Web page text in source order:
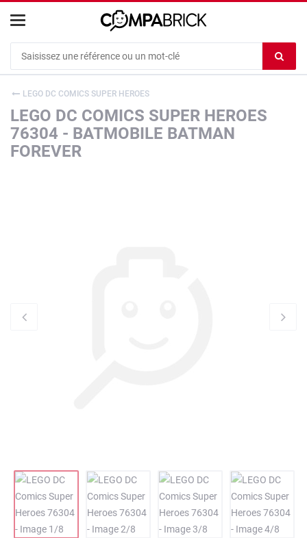
le
LEGO DC COMICS SUPER HEROES
LEGO DC COMICS SUPER HEROES
76304 - BATMOBILE BATMAN
FOREVER
Cookies management panel